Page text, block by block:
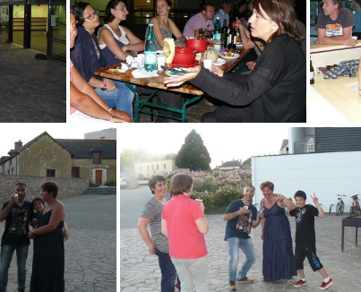
P1070664-grand P1070657-grand
P1070662-grand